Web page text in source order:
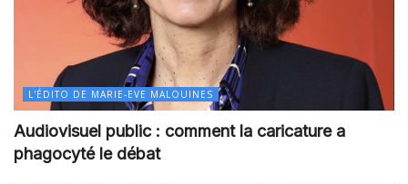
L'ÉDITO DE MARIE-EVE MALOUINES
Audiovisuel public : comment la caricature a
phagocyté le débat